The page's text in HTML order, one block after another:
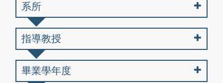
系所
指導教授
畢業學年度